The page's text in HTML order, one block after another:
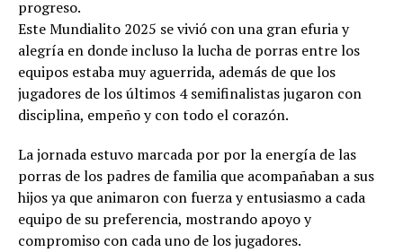
progreso.
Este Mundialito 2025 se vivió con una gran efuria y
alegría en donde incluso la lucha de porras entre los
equipos estaba muy aguerrida, además de que los
jugadores de los últimos 4 semifinalistas jugaron con
disciplina, empeño y con todo el corazón.
La jornada estuvo marcada por por la energía de las
porras de los padres de familia que acompañaban a sus
hijos ya que animaron con fuerza y entusiasmo a cada
equipo de su preferencia, mostrando apoyo y
compromiso con cada uno de los jugadores.